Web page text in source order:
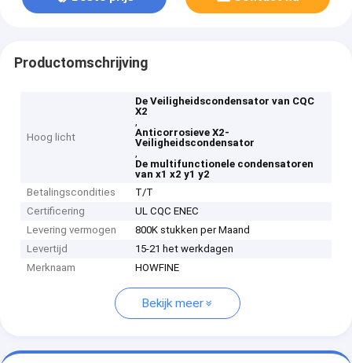
Productomschrijving
Hoog licht
De Veiligheidscondensator van CQC
X2
,
Anticorrosieve X2-
Veiligheidscondensator
,
De multifunctionele condensatoren
van x1 x2 y1 y2
Betalingscondities
T/T
Certificering
UL CQC ENEC
Levering vermogen
800K stukken per Maand
Levertijd
15-21 het werkdagen
Merknaam
HOWFINE
Bekijk meer